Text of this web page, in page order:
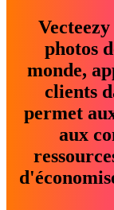
photos
monde,
clients
permet
aux